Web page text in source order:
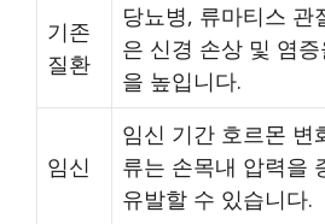
기존
질환
당뇨병, 류마티스 관
은 신경 손상 및 염
을 높입니다.
임신
임신 기간 호르몬 변
류는 손목내 압력을
유발할 수 있습니다.